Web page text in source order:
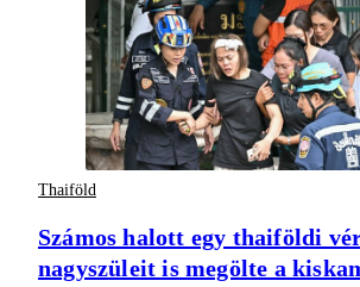
Thaiföld
Számos halott egy thaiföldi
nagyszüleit is megölte a